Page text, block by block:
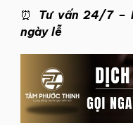
⏰ Tư vấn 24/7 –
ngày lễ